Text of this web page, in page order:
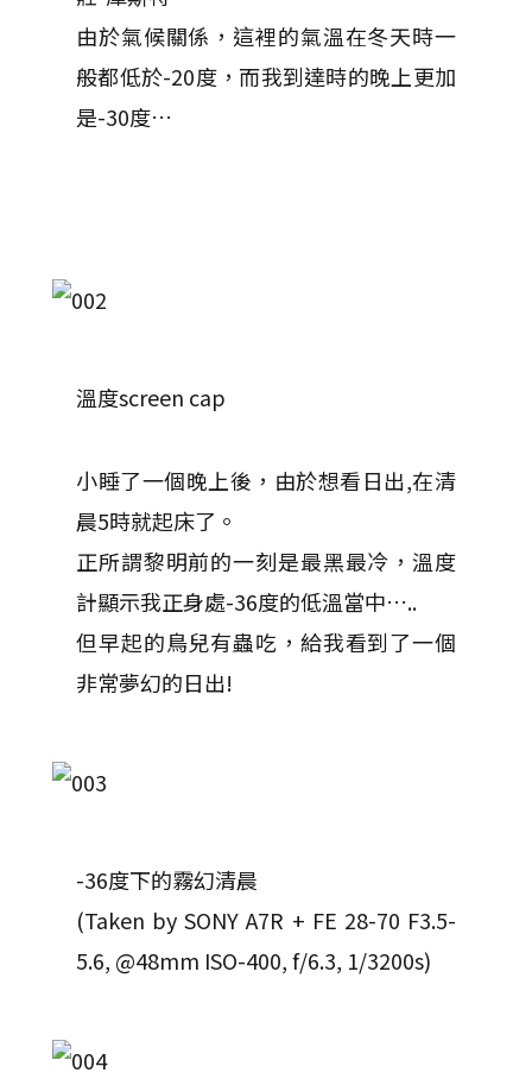
由於氣候關係，這裡的氣溫在冬天時一
般都低於-20度，而我到達時的晚上更加
是-30度…
溫度screen cap
小睡了一個晚上後，由於想看日出,在清
晨5時就起床了。
正所謂黎明前的一刻是最黑最冷，溫度
計顯示我正身處-36度的低溫當中…..
但早起的鳥兒有蟲吃，給我看到了一個
非常夢幻的日出!
-36度下的霧幻清晨
(Taken by SONY A7R + FE 28-70 F3.5-
5.6, @48mm ISO-400, f/6.3, 1/3200s)